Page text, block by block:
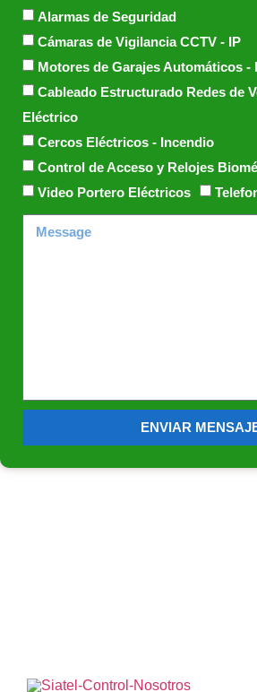
Alarmas de Seguridad
Cámaras de Vigilancia CCTV - IP
Motores de Garajes Automáticos -
Cableado Estructurado Redes de
Eléctrico
Cercos Eléctricos - Incendio
Control de Acceso y Relojes
Video Portero Eléctricos
ENVIAR